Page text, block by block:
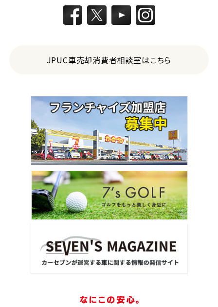
JPUC車売却消費者相談室はこちら